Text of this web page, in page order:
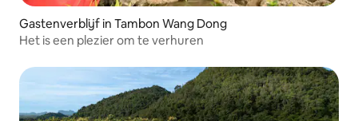
Gastenverblijf in Tambon Wang Dong
Het is een plezier om te verhuren